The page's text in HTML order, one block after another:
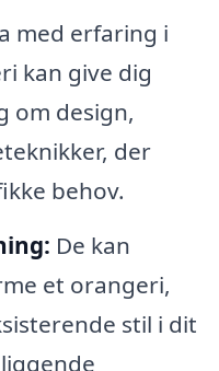
med erfaring i
kan give dig
om design,
der
behov.
De kan
et orangeri,
stil i dit